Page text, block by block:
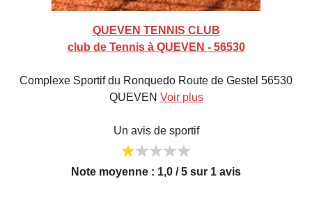
QUEVEN TENNIS CLUB
club de Tennis à QUEVEN - 56530
Complexe Sportif du Ronquedo Route de Gestel 56530
QUEVEN Voir plus
Un avis de sportif
Note moyenne : 1,0 / 5 sur 1 avis